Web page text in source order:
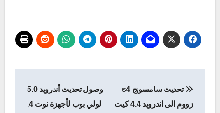
المقالات
تحديث سامسونج s4
زووم الى اندرويد 4.4 كيت
وصول تحديث أندرويد 5.0
لولي بوب لأجهزة نوت 4,